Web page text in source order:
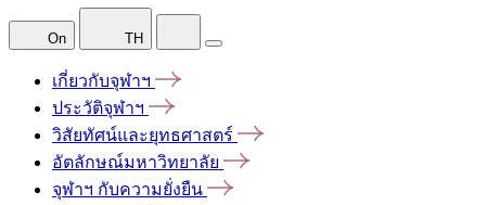
On TH
เกี่ยวกับจุฬาฯ
ประวัติจุฬาฯ
วิสัยทัศน์และยุทธศาสตร์
อัตลักษณ์มหาวิทยาลัย
จุฬาฯ กับความยั่งยืน